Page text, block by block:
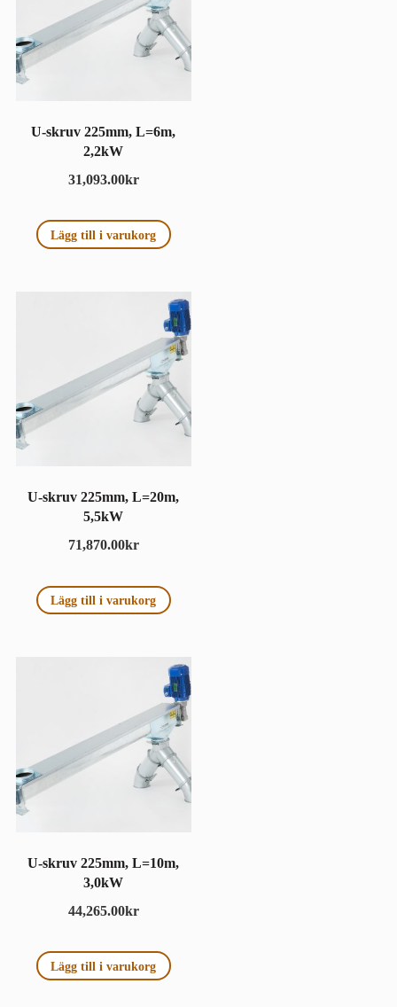
U-skruv 225mm, L=6m,
2,2kW
31,093.00kr
Lägg till i varukorg
U-skruv 225mm, L=20m,
5,5kW
71,870.00kr
Lägg till i varukorg
U-skruv 225mm, L=10m,
3,0kW
44,265.00kr
Lägg till i varukorg